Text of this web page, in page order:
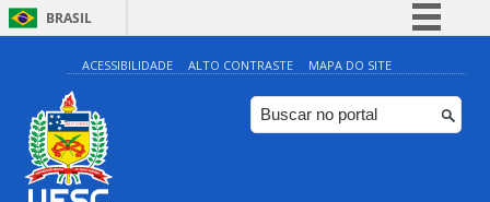
BRASIL
Simplifique!
Comunica BR
Participe
ACESSIBILIDADE ALTO CONTRASTE MAPA DO SITE